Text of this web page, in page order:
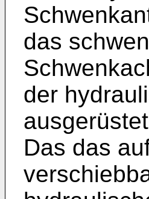
das
der
Das das